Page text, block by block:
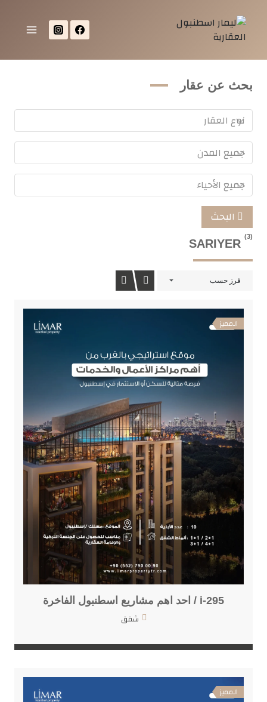
بحث عن عقار
SARIYER
(3)
فرز حسب
المميز
i-295 / احد اهم مشاريع اسطنبول الفاخرة
شقق
المميز